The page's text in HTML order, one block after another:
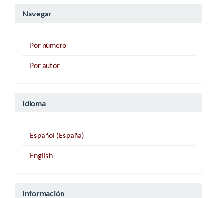
Navegar
Por número
Por autor
Idioma
Español (España)
English
Información